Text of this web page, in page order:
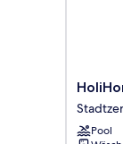
Rambla
24
Pool